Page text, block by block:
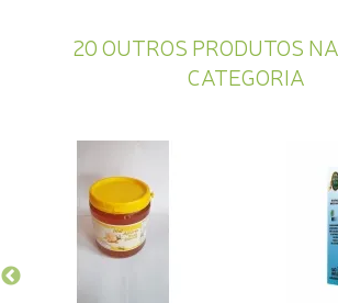
20 OUTROS PRODUTOS
CATEGORIA